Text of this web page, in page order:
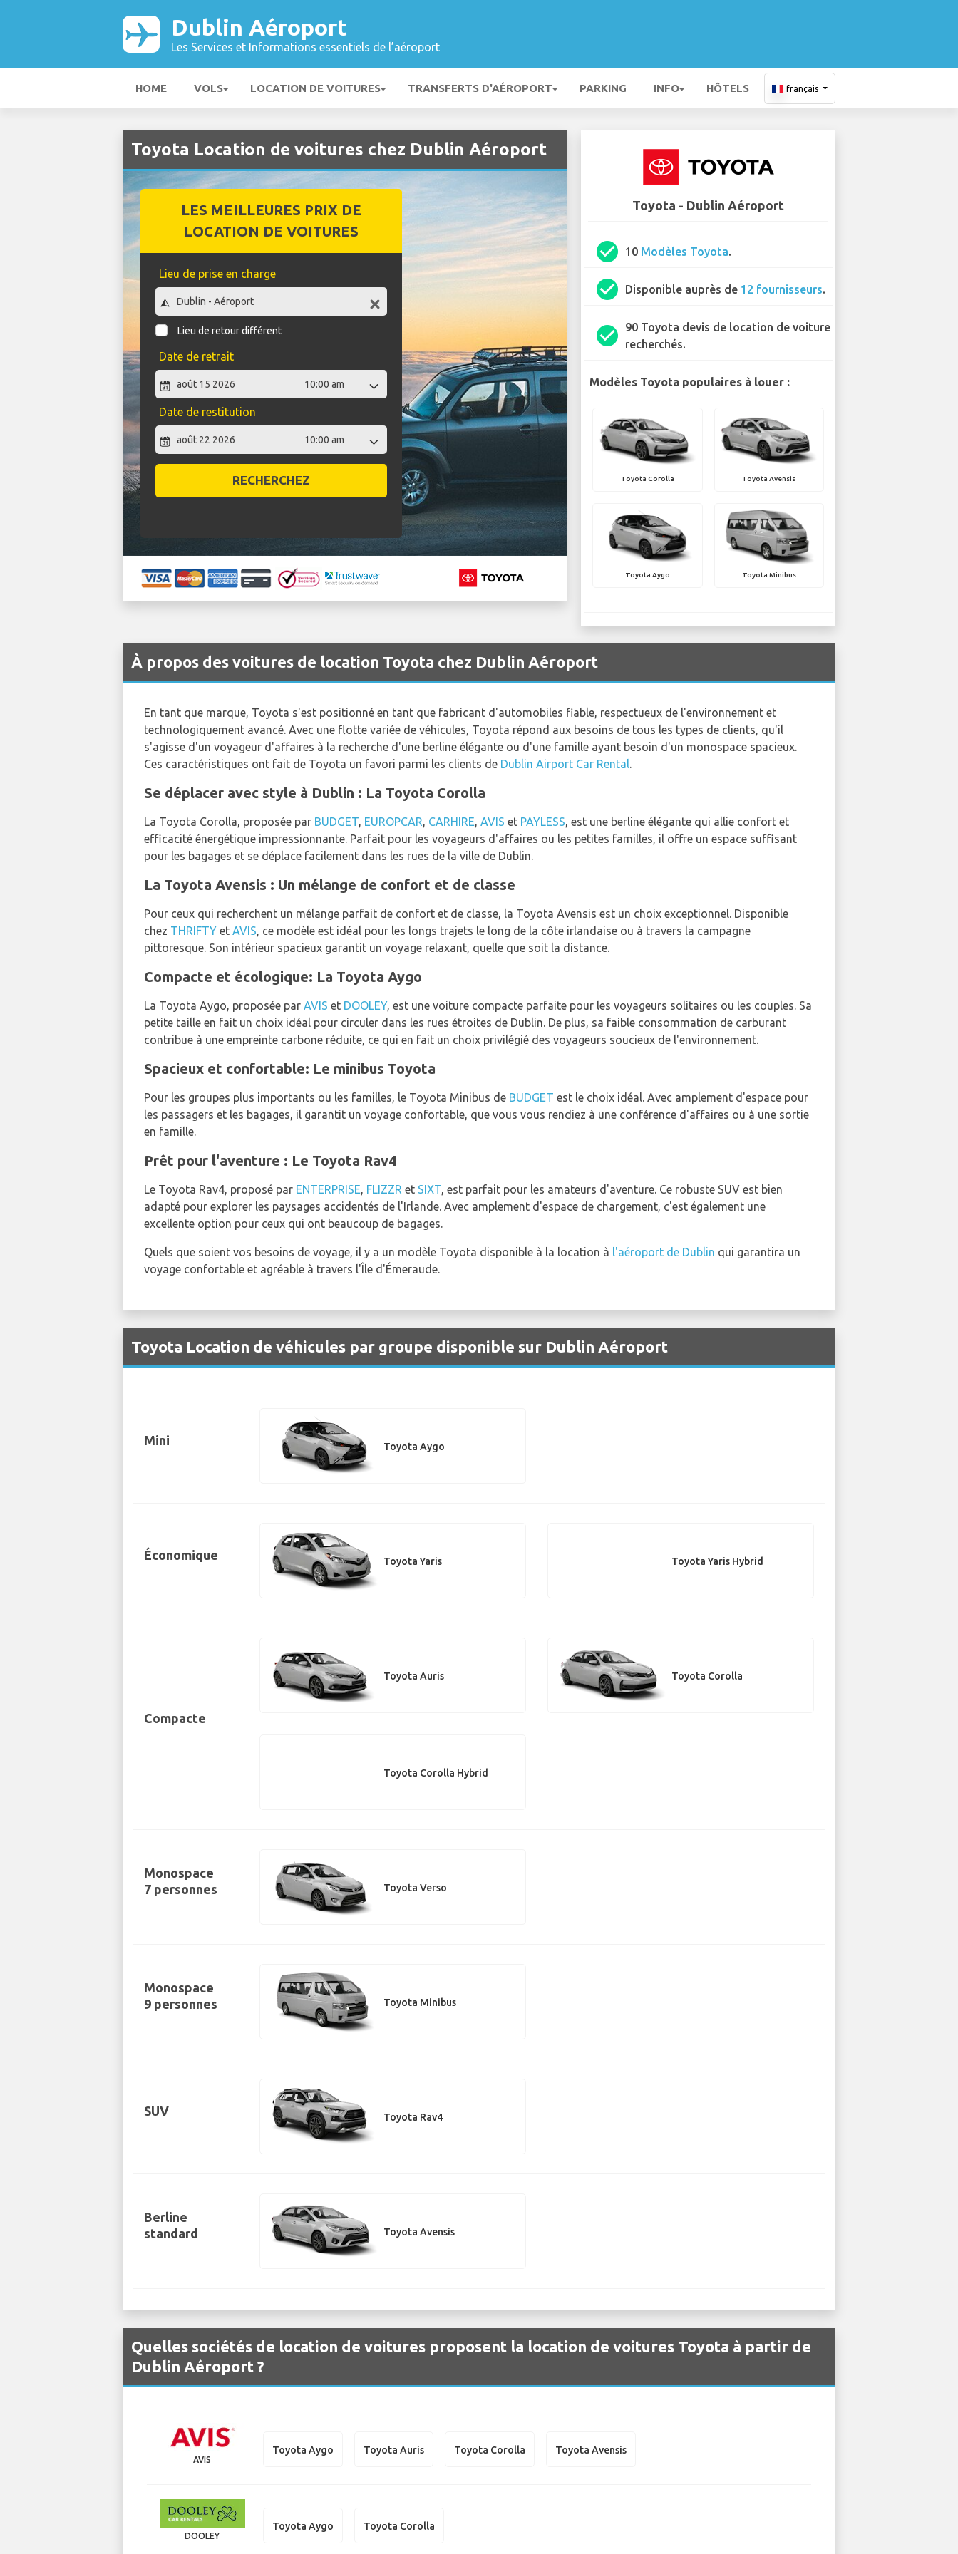
Dublin Aéroport
Les Services et Informations essentiels de l’aéroport
HOME VOLS LOCATION DE VOITURES TRANSFERTS D'AÉROPORT PARKING INFO HÔTELS français
Toyota Location de voitures chez Dublin Aéroport
LES MEILLEURES PRIX DE
LOCATION DE VOITURES
Lieu de prise en charge
Lieu de retour différent
Date de retrait
Date de restitution
RECHERCHEZ
Toyota - Dublin Aéroport
check_circle 10 Modèles Toyota.
check_circle Disponible auprès de 12 fournisseurs.
check_circle
90 Toyota devis de location de voiture
recherchés.
Modèles Toyota populaires à louer :
Toyota Corolla Toyota Avensis
Toyota Aygo Toyota Minibus
À propos des voitures de location Toyota chez Dublin Aéroport
En tant que marque, Toyota s'est positionné en tant que fabricant d'automobiles fiable, respectueux de l'environnement et
technologiquement avancé. Avec une flotte variée de véhicules, Toyota répond aux besoins de tous les types de clients, qu'il
s'agisse d'un voyageur d'affaires à la recherche d'une berline élégante ou d'une famille ayant besoin d'un monospace spacieux.
Ces caractéristiques ont fait de Toyota un favori parmi les clients de Dublin Airport Car Rental.
Se déplacer avec style à Dublin : La Toyota Corolla
La Toyota Corolla, proposée par BUDGET, EUROPCAR, CARHIRE, AVIS et PAYLESS, est une berline élégante qui allie confort et
efficacité énergétique impressionnante. Parfait pour les voyageurs d'affaires ou les petites familles, il offre un espace suffisant
pour les bagages et se déplace facilement dans les rues de la ville de Dublin.
La Toyota Avensis : Un mélange de confort et de classe
Pour ceux qui recherchent un mélange parfait de confort et de classe, la Toyota Avensis est un choix exceptionnel. Disponible
chez THRIFTY et AVIS, ce modèle est idéal pour les longs trajets le long de la côte irlandaise ou à travers la campagne
pittoresque. Son intérieur spacieux garantit un voyage relaxant, quelle que soit la distance.
Compacte et écologique: La Toyota Aygo
La Toyota Aygo, proposée par AVIS et DOOLEY, est une voiture compacte parfaite pour les voyageurs solitaires ou les couples. Sa
petite taille en fait un choix idéal pour circuler dans les rues étroites de Dublin. De plus, sa faible consommation de carburant
contribue à une empreinte carbone réduite, ce qui en fait un choix privilégié des voyageurs soucieux de l'environnement.
Spacieux et confortable: Le minibus Toyota
Pour les groupes plus importants ou les familles, le Toyota Minibus de BUDGET est le choix idéal. Avec amplement d'espace pour
les passagers et les bagages, il garantit un voyage confortable, que vous vous rendiez à une conférence d'affaires ou à une sortie
en famille.
Prêt pour l'aventure : Le Toyota Rav4
Le Toyota Rav4, proposé par ENTERPRISE, FLIZZR et SIXT, est parfait pour les amateurs d'aventure. Ce robuste SUV est bien
adapté pour explorer les paysages accidentés de l'Irlande. Avec amplement d'espace de chargement, c'est également une
excellente option pour ceux qui ont beaucoup de bagages.
Quels que soient vos besoins de voyage, il y a un modèle Toyota disponible à la location à l'aéroport de Dublin qui garantira un
voyage confortable et agréable à travers l'Île d'Émeraude.
Toyota Location de véhicules par groupe disponible sur Dublin Aéroport
Mini Toyota Aygo
Économique Toyota Yaris Toyota Yaris Hybrid
Compacte
Toyota Auris Toyota Corolla
Toyota Corolla Hybrid
Monospace
7 personnes
Toyota Verso
Monospace
9 personnes
Toyota Minibus
SUV Toyota Rav4
Berline
standard
Toyota Avensis
Quelles sociétés de location de voitures proposent la location de voitures Toyota à partir de
Dublin Aéroport ?
AVIS
Toyota Aygo Toyota Auris Toyota Corolla Toyota Avensis
DOOLEY
Toyota Aygo Toyota Corolla